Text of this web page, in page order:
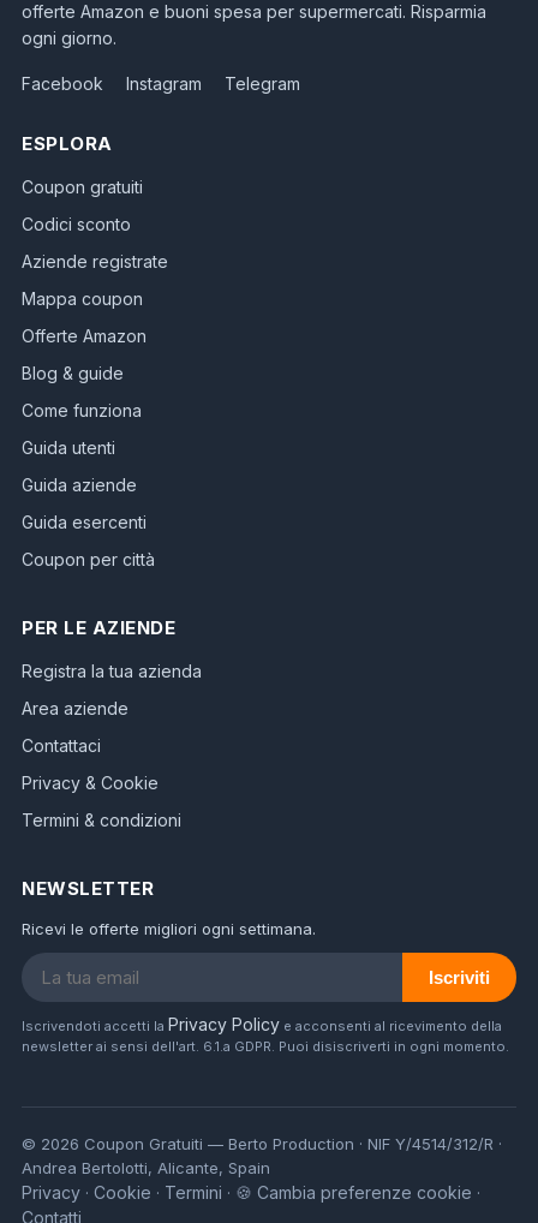
offerte Amazon e buoni spesa per supermercati. Risparmia
ogni giorno.
Facebook Instagram Telegram
ESPLORA
Coupon gratuiti
Codici sconto
Aziende registrate
Mappa coupon
Offerte Amazon
Blog & guide
Come funziona
Guida utenti
Guida aziende
Guida esercenti
Coupon per città
PER LE AZIENDE
Registra la tua azienda
Area aziende
Contattaci
Privacy & Cookie
Termini & condizioni
NEWSLETTER
Ricevi le offerte migliori ogni settimana.
Iscriviti
Iscrivendoti accetti la Privacy Policy e acconsenti al ricevimento della
newsletter ai sensi dell'art. 6.1.a GDPR. Puoi disiscriverti in ogni momento.
© 2026 Coupon Gratuiti — Berto Production · NIF Y/4514/312/R ·
Andrea Bertolotti, Alicante, Spain
Privacy · Cookie · Termini · 🍪 Cambia preferenze cookie ·
Contatti